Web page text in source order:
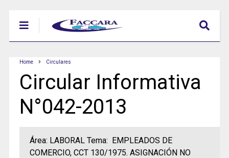
Home Circulares
Circular Informativa
N°042-2013
Área: LABORAL Tema: EMPLEADOS DE
COMERCIO, CCT 130/1975. ASIGNACIÓN NO